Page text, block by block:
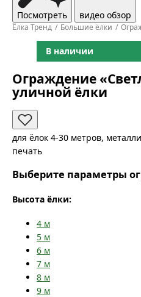
Посмотреть видео обзор
Ёлка Тренд Большие ёлки
В наличии
Ограждение
уличной ёлки
для ёлок 4-30 метров,
печать
Выберите параметры
Высота ёлки:
4 м
5 м
6 м
7 м
8 м
9 м